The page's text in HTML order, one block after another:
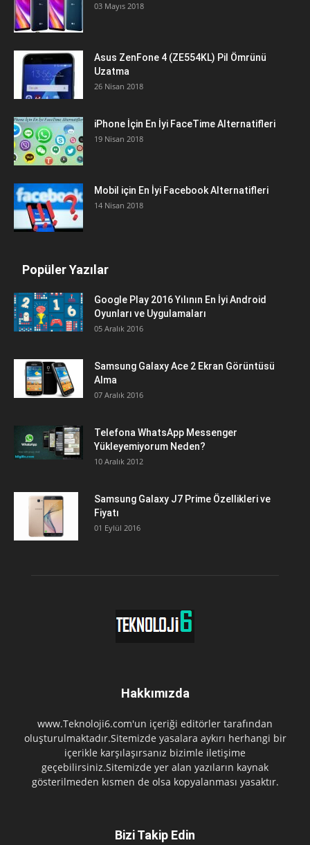
03 Mayıs 2018
Asus ZenFone 4 (ZE554KL) Pil Ömrünü
Uzatma
26 Nisan 2018
iPhone İçin En İyi FaceTime Alternatifleri
19 Nisan 2018
Mobil için En İyi Facebook Alternatifleri
14 Nisan 2018
Popüler Yazılar
Google Play 2016 Yılının En İyi Android
Oyunları ve Uygulamaları
05 Aralık 2016
Samsung Galaxy Ace 2 Ekran Görüntüsü
Alma
07 Aralık 2016
Telefona WhatsApp Messenger
Yükleyemiyorum Neden?
10 Aralık 2012
Samsung Galaxy J7 Prime Özellikleri ve
Fiyatı
01 Eylül 2016
Hakkımızda
www.Teknoloji6.com'un içeriği editörler tarafından
oluşturulmaktadır.Sitemizde yasalara aykırı herhangi bir
içerikle karşılaşırsanız bizimle iletişime
geçebilirsiniz.Sitemizde yer alan yazıların kaynak
gösterilmeden kısmen de olsa kopyalanması yasaktır.
Bizi Takip Edin